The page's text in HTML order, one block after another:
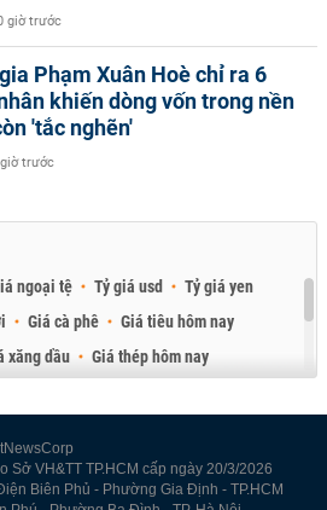
giờ trước
Phạm Xuân Hoè chỉ ra 6
khiến dòng vốn trong nền
'tắc nghẽn'
trước
ngoại tệ Tỷ giá usd
Tỷ giá yen
Giá cà phê
Giá tiêu hôm nay
xăng dầu
Giá thép hôm nay
Sở VH&TT TP.HCM cấp ngày 20/3/2026
Biên Phủ - Phường Gia Định - TP.HCM